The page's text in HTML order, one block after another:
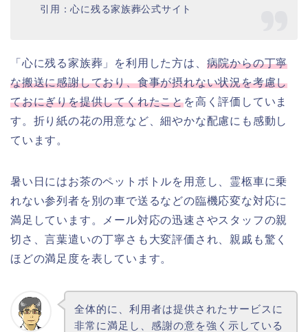
引用：心に残る家族葬公式サイト
「心に残る家族葬」を利用した方は、 病院からの丁寧
な搬送に感謝しており、食事が摂れない状況を考慮し
ておにぎりを提供してくれたことを高く評価していま
す。折り紙の花の用意など、細やかな配慮にも感動し
ています。
暑い日にはお茶のペットボトルを用意し、霊柩車に乗
れない参列者を別の車で送るなどの臨機応変な対応に
満足しています。メール対応の迅速さやスタッフの親
切さ、言葉遣いの丁寧さも大変評価され、親戚も驚く
ほどの満足度を表しています。
全体的に、利用者は提供されたサービスに
非常に満足し、感謝の意を強く示している